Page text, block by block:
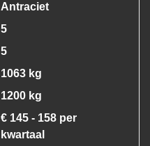
Antraciet
5
5
1063 kg
1200 kg
€ 145 - 158 per
kwartaal